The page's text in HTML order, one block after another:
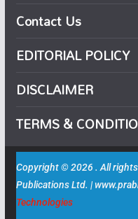
Contact Us
EDITORIAL POLICY
DISCLAIMER
TERMS &
Copyright © 2026 . All
Publications Ltd. |
Technologies